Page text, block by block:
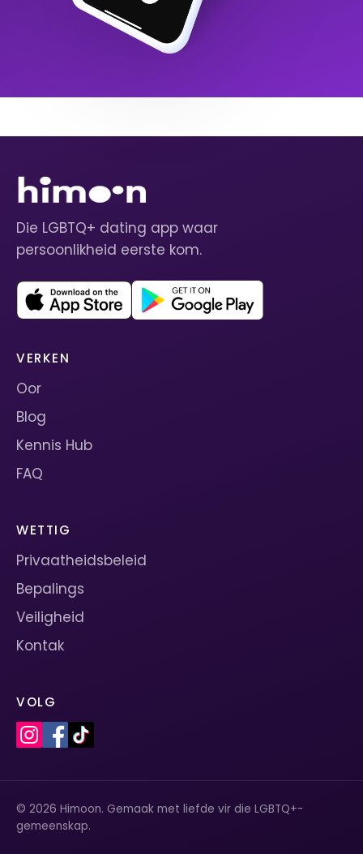
Die LGBTQ+ dating app waar
persoonlikheid eerste kom.
VERKEN
Oor
Blog
Kennis Hub
FAQ
WETTIG
Privaatheidsbeleid
Bepalings
Veiligheid
Kontak
VOLG
© 2026 Himoon. Gemaak met liefde vir die LGBTQ+-
gemeenskap.